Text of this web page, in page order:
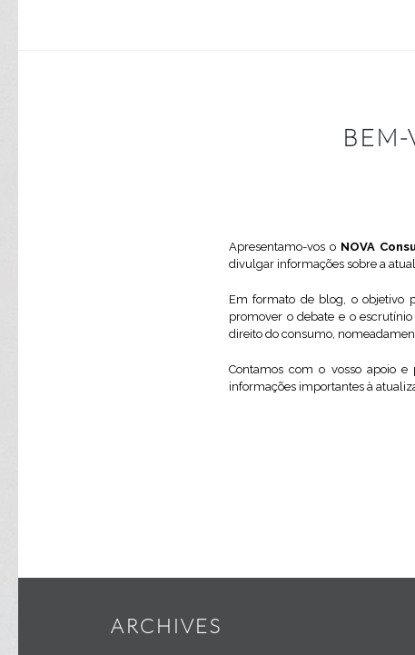
Apresentamo-vos o NOVA
divulgar informações sobre a
Em formato de blog, o objetivo
promover o debate e o
direito do consumo,
Contamos com o vosso apoio
informações importantes à
ARCHIVES